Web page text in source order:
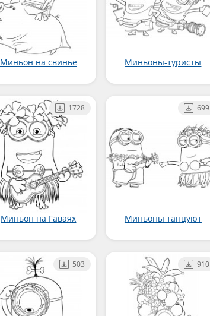
Миньон на свинье Миньоны-туристы
Миньон на Гаваях
1728
Миньоны танцуют
699
503 910